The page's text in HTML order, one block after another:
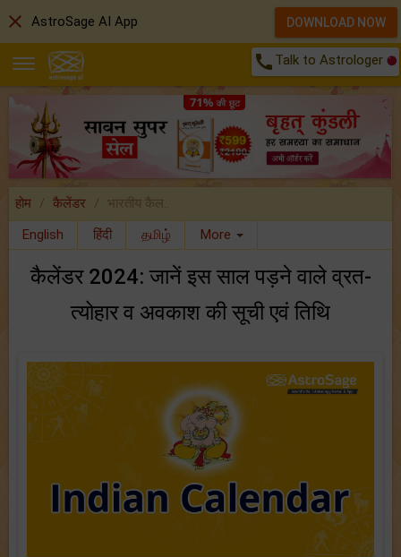
call Talk to Astrologer
होम कैलेंडर
भारतीय कैल..
English
हिंदी தமிழ் More
कैलेंडर 2024: जानें इस साल पड़ने वाले व्रत-
त्योहार व अवकाश की सूची एवं तिथि
close AstroSage AI App DOWNLOAD NOW